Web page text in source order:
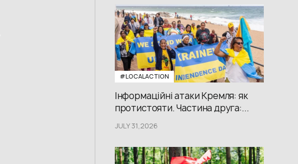
#LOCALACTION
Інформаційні атаки Кремля: як
протистояти. Частина друга:...
JULY 31,2026